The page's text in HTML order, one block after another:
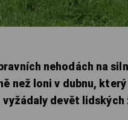
nehodách na
než loni v dubnu,
devět